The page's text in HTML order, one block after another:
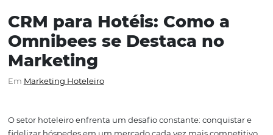
CRM para Hotéis: Como a
Marketing